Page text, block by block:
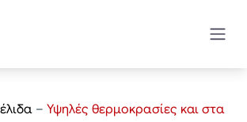
– Υψηλές θερμοκρασίες και στα